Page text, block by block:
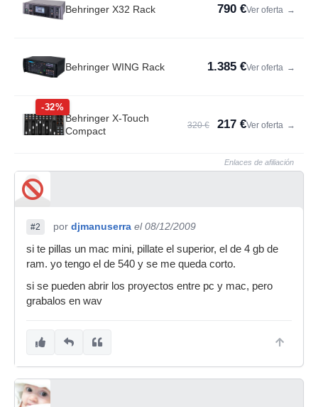
Behringer X32 Rack 790 €Ver oferta →
Behringer WING Rack 1.385 €Ver oferta →
-32%
Behringer X-Touch
Compact
320 € 217 €Ver oferta →
Enlaces de afiliación
#2 por djmanuserra el 08/12/2009
si te pillas un mac mini, pillate el superior, el de 4 gb de
ram. yo tengo el de 540 y se me queda corto.
si se pueden abrir los proyectos entre pc y mac, pero
grabalos en wav